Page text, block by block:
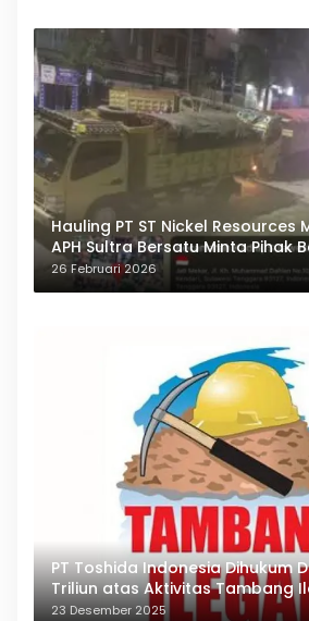
Hauling PT ST Nickel Resources
APH Sultra Bersatu Minta Pihak
Bertindak
26 Februari 2026
PT Toshida Indonesia Dihukum
Triliun atas Aktivitas Tambang
23 Desember 2025